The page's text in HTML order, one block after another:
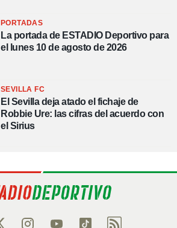
PORTADAS
La portada de ESTADIO Deportivo para
el lunes 10 de agosto de 2026
SEVILLA FC
El Sevilla deja atado el fichaje de
Robbie Ure: las cifras del acuerdo con
el Sirius